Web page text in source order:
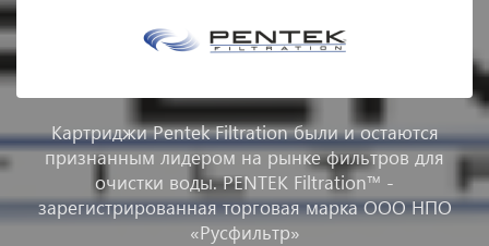
Картриджи Pentek Filtration были и остаются
признанным лидером на рынке фильтров для
очистки воды. PENTEK Filtration™ -
зарегистрированная торговая марка ООО НПО
«Русфильтр»